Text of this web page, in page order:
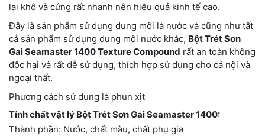
lại khô và cứng rất nhanh nên hiệu quả kinh tế cao.
Đây là sản phẩm sử dụng dung môi là nước và cũng như tất
cả sản phẩm sử dụng dung môi nước khác, Bột Trét Sơn
Gai Seamaster 1400 Texture Compound rất an toàn không
độc hại và rất dễ sử dụng, thích hợp sử dụng cho cả nội và
ngoại thất.
Phương cách sử dụng là phun xịt
Tính chất vật lý Bột Trét Sơn Gai Seamaster 1400:
Thành phần: Nước, chất màu, chất phụ gia